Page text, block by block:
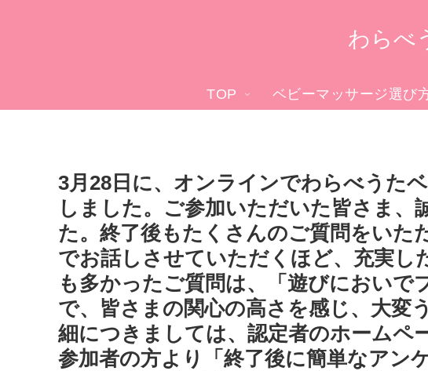
わらべ
TOP ベビーマッサージ選び
3月28日に、オンラインでわらべうた
しました。ご参加いただいた皆さま、
た。終了後もたくさんのご質問をいた
でお話しさせていただくほど、充実し
も多かったご質問は、「遊びにおいで
で、皆さまの関心の高さを感じ、大変
細につきましては、認定者のホームペ
参加者の方より「終了後に簡単なアン